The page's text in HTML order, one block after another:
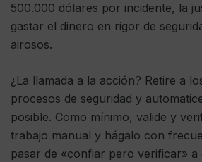
500.000 dólares por incidente, la
gastar el dinero en rigor de
airosos.
¿La llamada a la acción? Retire a
procesos de seguridad y
posible. Como mínimo, valide y
trabajo manual y hágalo con
pasar de «confiar pero verificar»